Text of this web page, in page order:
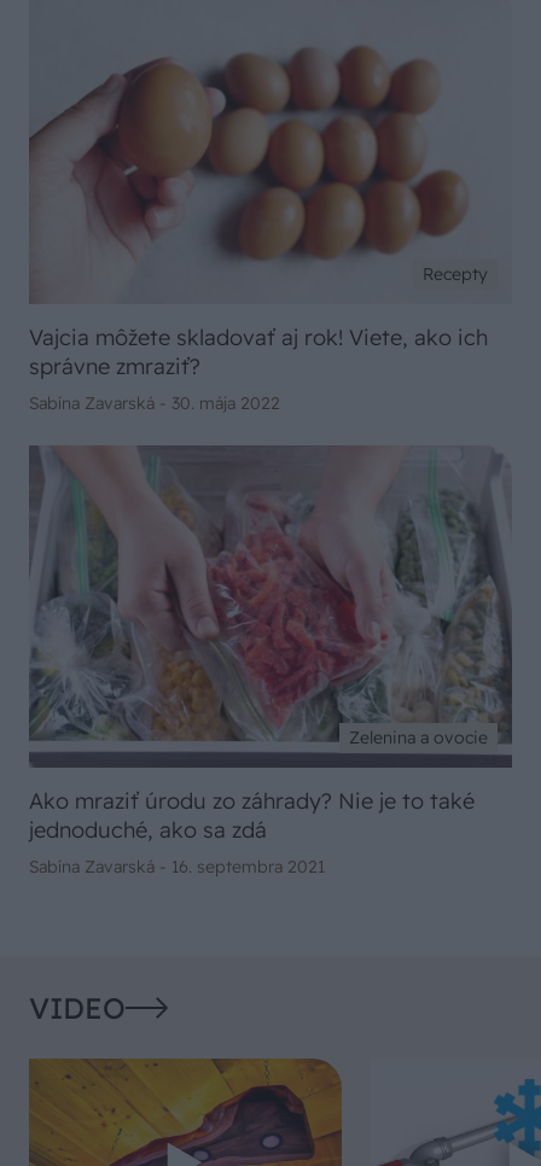
Recepty
Vajcia môžete skladovať aj rok! Viete, ako ich
správne zmraziť?
Sabína Zavarská - 30. mája 2022
Zelenina a ovocie
Ako mraziť úrodu zo záhrady? Nie je to také
jednoduché, ako sa zdá
Sabína Zavarská - 16. septembra 2021
VIDEO